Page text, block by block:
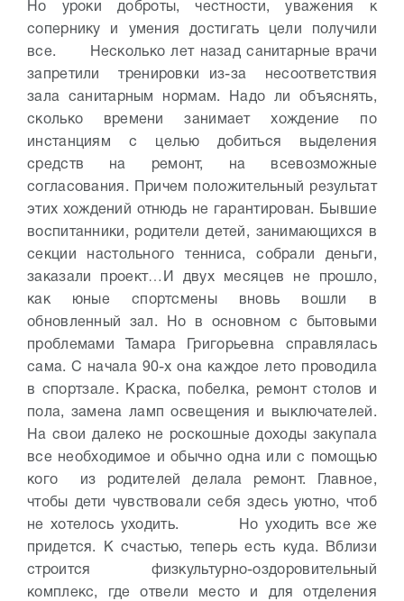
Но уроки доброты, честности, уважения к
сопернику и умения достигать цели получили
все.
Несколько лет назад санитарные врачи
запретили тренировки из-за несоответствия
зала санитарным нормам. Надо ли объяснять,
сколько времени занимает хождение по
инстанциям с целью добиться выделения
средств на ремонт, на всевозможные
согласования. Причем положительный результат
этих хождений отнюдь не гарантирован. Бывшие
воспитанники, родители детей, занимающихся в
секции настольного тенниса, собрали деньги,
заказали проект…И двух месяцев не прошло,
как юные спортсмены вновь вошли в
обновленный зал. Но в основном с бытовыми
проблемами Тамара Григорьевна справлялась
сама. С начала 90-х она каждое лето проводила
в спортзале. Краска, побелка, ремонт столов и
пола, замена ламп освещения и выключателей.
На свои далеко не роскошные доходы закупала
все необходимое и обычно одна или с помощью
кого из родителей делала ремонт. Главное,
чтобы дети чувствовали себя здесь уютно, чтоб
не хотелось уходить.
Но уходить все же
придется. К счастью, теперь есть куда. Вблизи
строится физкультурно-оздоровительный
комплекс, где отвели место и для отделения